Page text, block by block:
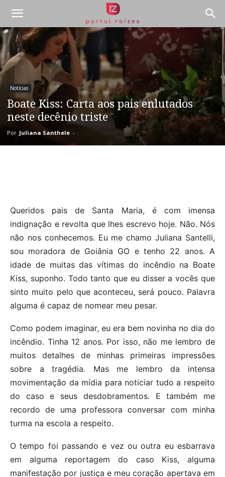
Notícias
Boate Kiss: Carta aos pais enlutados
neste decênio triste
Por Juliana Santhele -
Queridos pais de Santa Maria, é com imensa
indignação e revolta que lhes escrevo hoje. Não. Nós
não nos conhecemos. Eu me chamo Juliana Santelli,
sou moradora de Goiânia GO e tenho 22 anos. A
idade de muitas das vítimas do incêndio na Boate
Kiss, suponho. Todo tanto que eu disser a vocês que
sinto muito pelo que aconteceu, será pouco. Palavra
alguma é capaz de nomear meu pesar.
Como podem imaginar, eu era bem novinha no dia do
incêndio. Tinha 12 anos. Por isso, não me lembro de
muitos detalhes de minhas primeiras impressões
sobre a tragédia. Mas me lembro da intensa
movimentação da mídia para noticiar tudo a respeito
do caso e seus desdobramentos. E também me
recordo de uma professora conversar com minha
turma na escola a respeito.
O tempo foi passando e vez ou outra eu esbarrava
em alguma reportagem do caso Kiss, alguma
manifestação por justiça e meu coração apertava em